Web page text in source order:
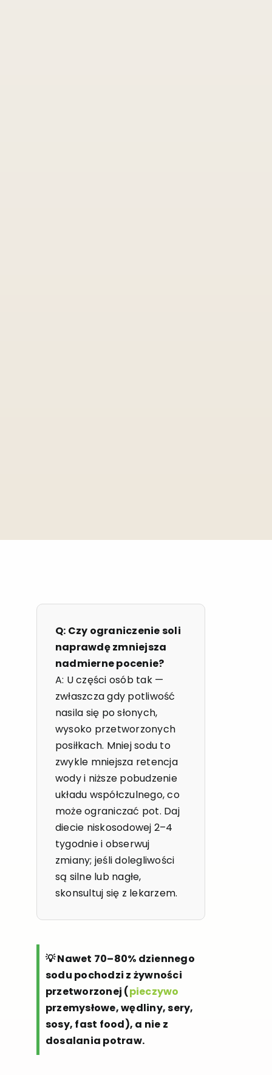
Q: Czy ograniczenie soli
naprawdę zmniejsza
nadmierne pocenie?
A: U części osób tak —
zwłaszcza gdy potliwość
nasila się po słonych,
wysoko przetworzonych
posiłkach. Mniej sodu to
zwykle mniejsza retencja
wody i niższe pobudzenie
układu współczulnego, co
może ograniczać pot. Daj
diecie niskosodowej 2–4
tygodnie i obserwuj
zmiany; jeśli dolegliwości
są silne lub nagłe,
skonsultuj się z lekarzem.
💡 Nawet 70–80% dziennego
sodu pochodzi z żywności
przetworzonej (pieczywo
przemysłowe, wędliny, sery,
sosy, fast food), a nie z
dosalania potraw.